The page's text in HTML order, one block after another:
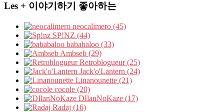
Les + 이야기하기 좋아하는
neocalimero (45)
SP!NZ (44)
bababaloo (33)
Ambseb (29)
Retroblogueur (25)
Jack'o'Lantern (24)
Linanounette (21)
cocole (20)
DIlanNoKaze (17)
Radaj (16)